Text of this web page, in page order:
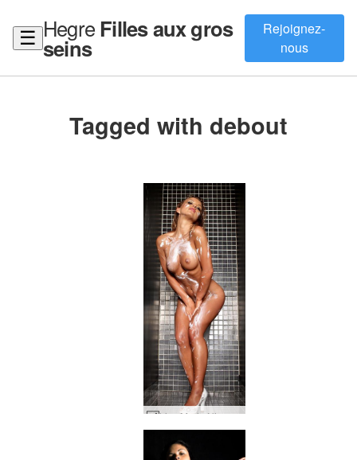
☰ Hegre Filles aux gros
seins
Rejoignez-
nous
Tagged with debout
Lisa Marie Nivea #33